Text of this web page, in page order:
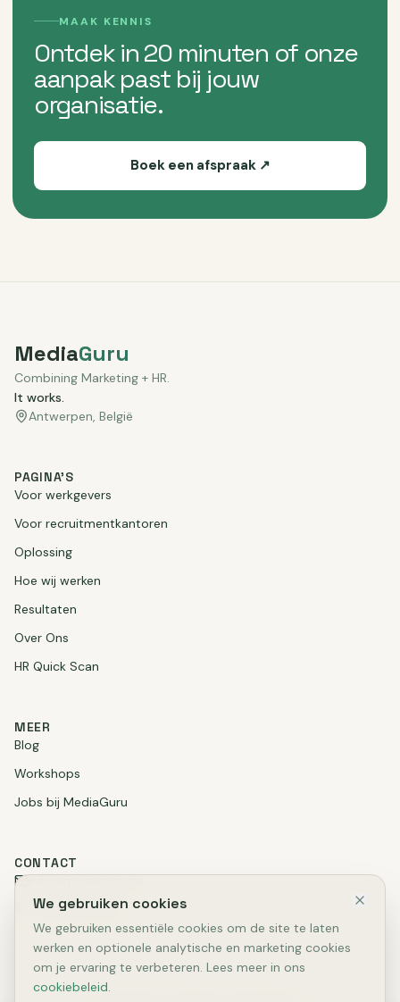
We gebruiken cookies
We gebruiken essentiële cookies om de site te laten
werken en optionele analytische en marketing cookies
om je ervaring te verbeteren. Lees meer in ons
cookiebeleid.
MAAK KENNIS
Ontdek in 20 minuten of onze
aanpak past bij jouw
organisatie.
Boek een afspraak ↗
MediaGuru
Combining Marketing + HR.
It works.
Antwerpen, België
PAGINA'S
Voor werkgevers
Voor recruitmentkantoren
Oplossing
Hoe wij werken
Resultaten
Over Ons
HR Quick Scan
MEER
Blog
Workshops
Jobs bij MediaGuru
CONTACT
info@mediaguru.be
+32 3 375 17 99